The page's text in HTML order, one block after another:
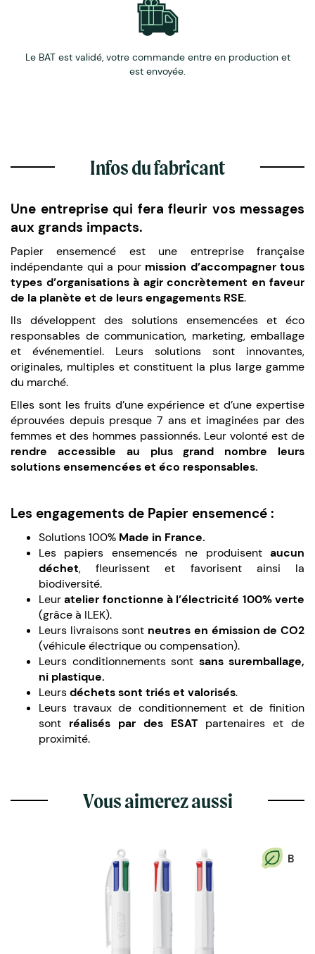
Le BAT est validé, votre commande entre en production et
est envoyée.
Infos du fabricant
Une entreprise qui fera fleurir vos messages
aux grands impacts.
Papier ensemencé est une entreprise française
indépendante qui a pour mission d’accompagner tous
types d’organisations à agir concrètement en faveur
de la planète et de leurs engagements RSE.
Ils développent des solutions ensemencées et éco
responsables de communication, marketing, emballage
et événementiel. Leurs solutions sont innovantes,
originales, multiples et constituent la plus large gamme
du marché.
Elles sont les fruits d’une expérience et d’une expertise
éprouvées depuis presque 7 ans et imaginées par des
femmes et des hommes passionnés. Leur volonté est de
rendre accessible au plus grand nombre leurs
solutions ensemencées et éco responsables.
Les engagements de Papier ensemencé :
Solutions 100% Made in France.
Les papiers ensemencés ne produisent aucun
déchet, fleurissent et favorisent ainsi la
biodiversité.
Leuratelier fonctionne à l’électricité 100% verte
(grâce à ILEK).
Leurs livraisons sont neutres en émission de CO2
(véhicule électrique ou compensation).
Leurs conditionnements sont sans suremballage,
ni plastique.
Leursdéchets sont triés et valorisés.
Leurs travaux de conditionnement et de finition
sont réalisés par des ESAT partenaires et de
proximité.
Vous aimerez aussi
B